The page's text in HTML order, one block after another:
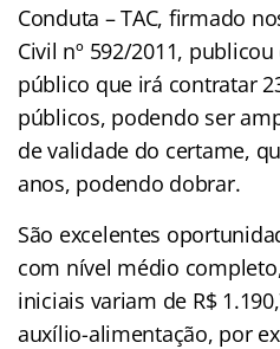
Conduta – TAC, firmado
Civil nº 592/2011,
público que irá contratar
públicos, podendo ser
de validade do certame,
anos, podendo dobrar.
São excelentes
com nível médio
iniciais variam de R$
auxílio-alimentação, por